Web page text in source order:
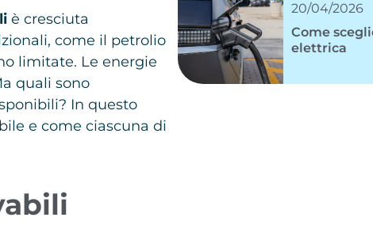
è cresciuta
come il petrolio
limitate. Le energie
quali sono
In questo
e come ciascuna di
20/04/2026
Come
elettrica